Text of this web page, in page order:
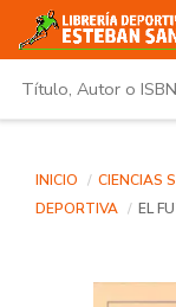
INICIO CIENCIAS
DEPORTIVA
EL